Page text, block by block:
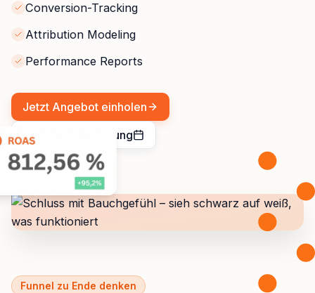
Conversion-Tracking
Attribution Modeling
Performance Reports
Jetzt Angebot einholen
kostenlose Beratung
Funnel zu Ende denken